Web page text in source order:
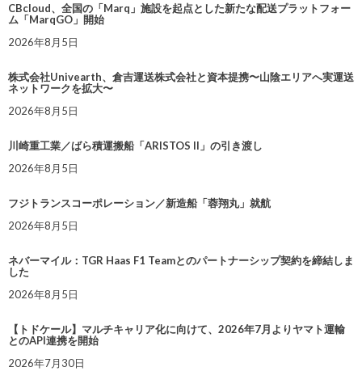
CBcloud、全国の「Marq」施設を起点とした新たな配送プラットフォー
ム「MarqGO」開始
2026年8月5日
株式会社Univearth、倉吉運送株式会社と資本提携〜山陰エリアへ実運送
ネットワークを拡大〜
2026年8月5日
川崎重工業／ばら積運搬船「ARISTOS II」の引き渡し
2026年8月5日
フジトランスコーポレーション／新造船「蓉翔丸」就航
2026年8月5日
ネバーマイル：TGR Haas F1 Teamとのパートナーシップ契約を締結しま
した
2026年8月5日
【トドケール】マルチキャリア化に向けて、2026年7月よりヤマト運輸
とのAPI連携を開始
2026年7月30日